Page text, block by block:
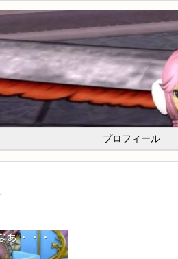
プロフィール